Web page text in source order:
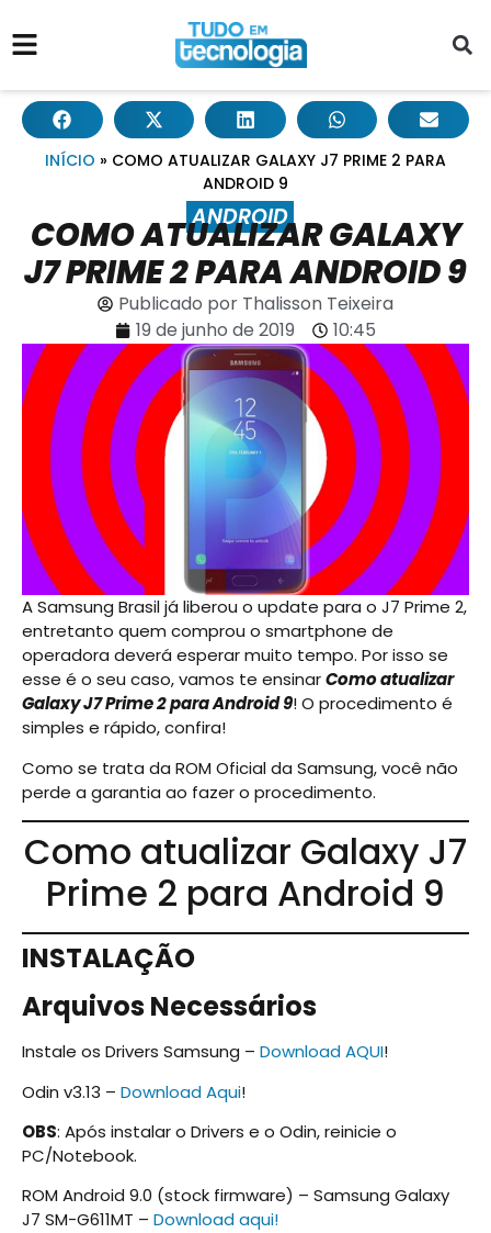
INÍCIO » COMO ATUALIZAR GALAXY J7 PRIME 2 PARA
ANDROID 9
ANDROID
COMO ATUALIZAR GALAXY
J7 PRIME 2 PARA ANDROID 9
Publicado por Thalisson Teixeira
19 de junho de 2019
10:45
A Samsung Brasil já liberou o update para o J7 Prime 2,
entretanto quem comprou o smartphone de
operadora deverá esperar muito tempo. Por isso se
esse é o seu caso, vamos te ensinarComo atualizar
Galaxy J7 Prime 2 para Android 9! O procedimento é
simples e rápido, confira!
Como se trata da ROM Oficial da Samsung, você não
perde a garantia ao fazer o procedimento.
Como atualizar Galaxy J7
Prime 2 para Android 9
INSTALAÇÃO
Arquivos Necessários
Instale os Drivers Samsung – Download AQUI!
Odin v3.13 – Download Aqui!
OBS: Após instalar o Drivers e o Odin, reinicie o
PC/Notebook.
ROM Android 9.0 (stock firmware) – Samsung Galaxy
J7 SM-G611MT – Download aqui!